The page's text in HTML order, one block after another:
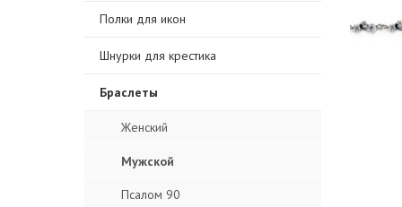
Полки для икон
Шнурки для крестика
Браслеты
Женский
Мужской
Псалом 90